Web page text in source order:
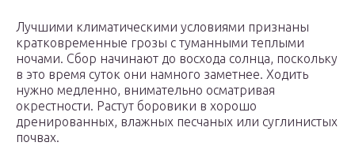
Лучшими климатическими условиями признаны
кратковременные грозы с туманными теплыми
ночами. Сбор начинают до восхода солнца, поскольку
в это время суток они намного заметнее. Ходить
нужно медленно, внимательно осматривая
окрестности. Растут боровики в хорошо
дренированных, влажных песчаных или суглинистых
почвах.